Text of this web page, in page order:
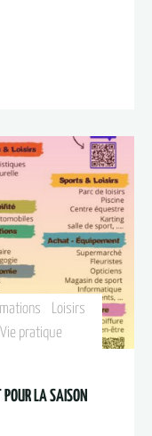
Loisirs
Vie pratique
LA SAISON